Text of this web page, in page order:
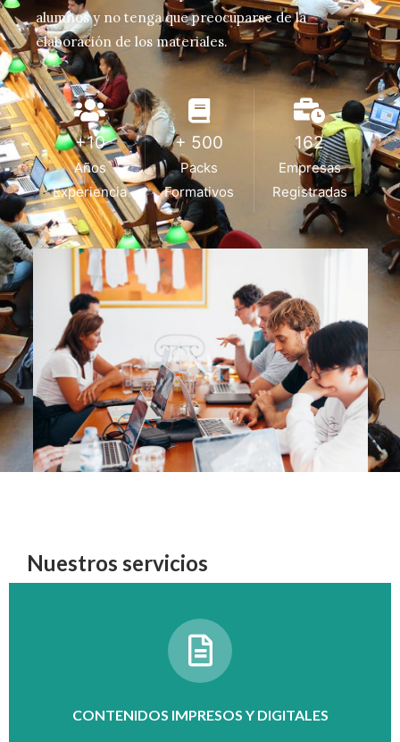
alumnos y no tenga que preocuparse de la
elaboración de los materiales.
+10
Años
Experiencia
+ 500
Packs
Formativos
162
Empresas
Registradas
Nuestros servicios
CONTENIDOS IMPRESOS Y DIGITALES